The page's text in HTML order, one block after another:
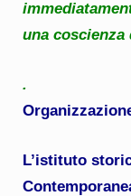
una coscienza
.
L’istituto